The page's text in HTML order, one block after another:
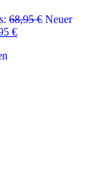
68,95€ Neuer
€Aktueller